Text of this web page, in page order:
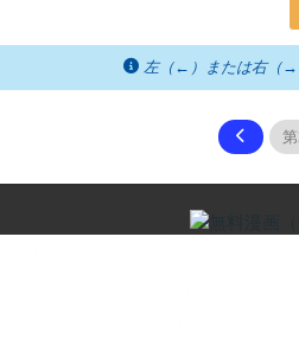
左（←）または右（→